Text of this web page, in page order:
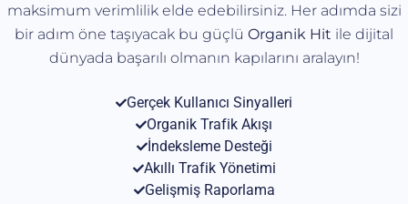
maksimum verimlilik elde edebilirsiniz. Her adımda sizi
bir adım öne taşıyacak bu güçlü Organik Hit ile dijital
dünyada başarılı olmanın kapılarını aralayın!
Gerçek Kullanıcı Sinyalleri
Organik Trafik Akışı
İndeksleme Desteği
Akıllı Trafik Yönetimi
Gelişmiş Raporlama